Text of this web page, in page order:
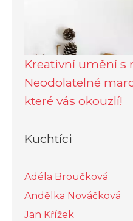
Kreativní umění s
Neodolatelné
které vás okouzlí!
Kuchtíci
Adéla Broučková
Andělka Nováčková
Jan Křížek